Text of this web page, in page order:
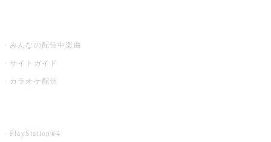
みんなの配信中楽曲
サイトガイド
カラオケ配信
PlayStation®4